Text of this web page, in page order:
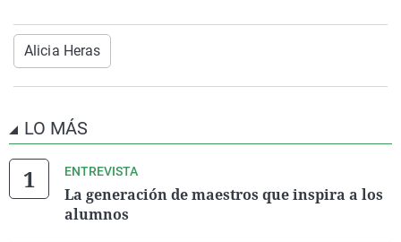
Alicia Heras
LO MÁS
ENTREVISTA
La generación de maestros que inspira a los
alumnos